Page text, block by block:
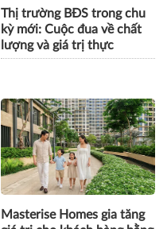
Thị trường BĐS trong chu
kỳ mới: Cuộc đua về chất
lượng và giá trị thực
Masterise Homes gia tăng